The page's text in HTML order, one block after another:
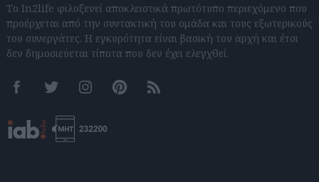
Το In2life φιλοξενεί αποκλειστικά πρωτότυπο περιεχόμενο που
προέρχεται από την συντακτική του ομάδα και τους εξωτερικούς
του συνεργάτες. Η εγκυρότητα είναι βασική του αρχή και έτσι
δεν δημοσιεύεται τίποτα που δεν έχει ελεγχθεί.
FacebookTwitter InstagramPinterestRSS feeds